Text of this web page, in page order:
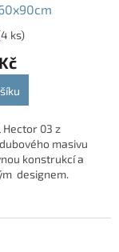
ks)
Hector 03 z
masivu
konstrukcí a
designem.